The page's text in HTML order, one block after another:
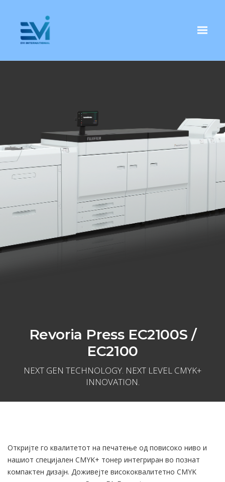
Revoria Press EC2100S /
EC2100
NEXT GEN TECHNOLOGY. NEXT LEVEL CMYK+
INNOVATION.
Откријте го квалитетот на печатење од повисоко ниво и
нашиот специјален CMYK+ тонер интегриран во познат
компактен дизајн. Доживејте висококвалитетно CMYK